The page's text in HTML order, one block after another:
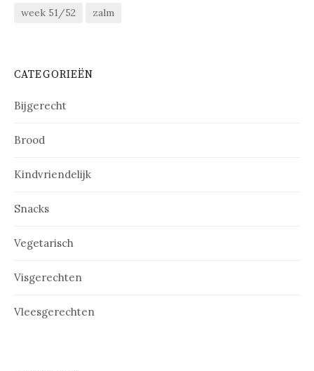
week 51/52 zalm
CATEGORIEËN
Bijgerecht
Brood
Kindvriendelijk
Snacks
Vegetarisch
Visgerechten
Vleesgerechten